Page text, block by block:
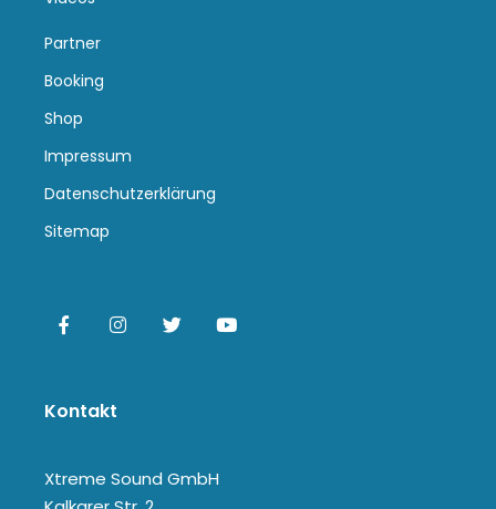
Partner
Booking
Shop
Impressum
Datenschutzerklärung
Sitemap
Kontakt
Xtreme Sound GmbH